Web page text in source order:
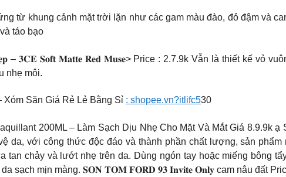
từ khung cảnh mặt trời lặn như các gam màu đào, đỏ đậm và
táo bạo
– 𝟑𝐂𝐄 𝐒𝐨𝐟𝐭 𝐌𝐚𝐭𝐭𝐞 𝐑𝐞𝐝 𝐌𝐮𝐬𝐞> Price : 2.7.9k Vẫn là thiết kế vỏ
nhẹ môi.
Xóm Săn Giá Rẻ Lẻ Bằng Sỉ : shopee.vn?itlifc530
200ML – Làm Sạch Dịu Nhẹ Cho Mặt Và Mắt Giá 8.9.9k
da, với công thức độc đáo và thành phần chất lượng, sản
tan chảy và lướt nhẹ trên da. Dùng ngón tay hoặc miếng bông
sạch mịn màng. 𝐒𝐎𝐍 𝐓𝐎𝐌 𝐅𝐎𝐑𝐃 𝟗𝟑 𝐈𝐧𝐯𝐢𝐭𝐞 𝐎𝐧𝐥𝐲 cam nâu đất